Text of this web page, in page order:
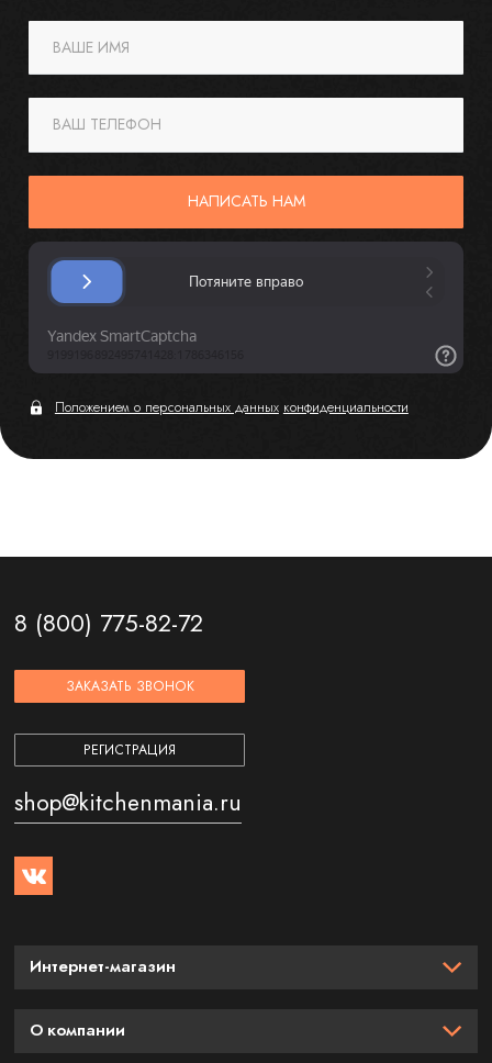
ВАШЕ ИМЯ
ВАШ ТЕЛЕФОН
НАПИСАТЬ НАМ
Положением о персональных данных конфиденциальности
8 (800) 775-82-72
ЗАКАЗАТЬ ЗВОНОК
РЕГИСТРАЦИЯ
shop@kitchenmania.ru
Интернет-магазин
О компании